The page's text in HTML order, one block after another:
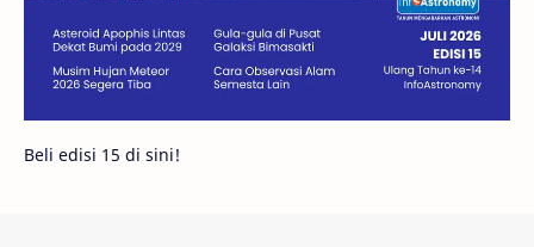
Juno Bintang Biner
Fakta Galaksi Spiral
Beli edisi 15 di sini!